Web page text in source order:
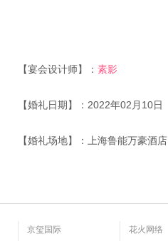
【宴会设计师】： 素影
【婚礼日期】：2022年02月10日
【婚礼场地】：上海鲁能万豪酒店
京玺国际
花火网络